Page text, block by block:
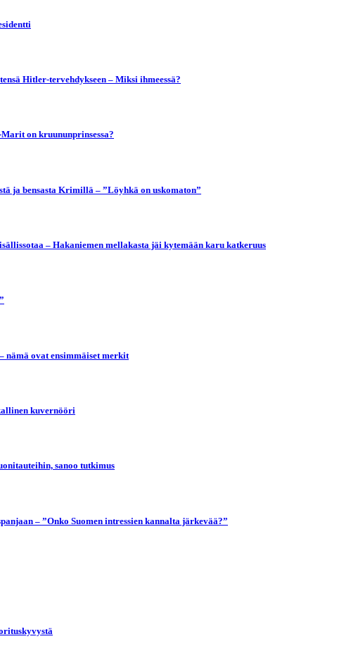
Hitler-tervehdykseen – Miksi ihmeessä?
on kruununprinsessa?
ja bensasta Krimillä – ”Löyhkä on uskomaton”
– Hakaniemen mellakasta jäi kytemään karu katkeruus
nämä ovat ensimmäiset merkit
kuvernööri
sanoo tutkimus
– ”Onko Suomen intressien kannalta järkevää?”